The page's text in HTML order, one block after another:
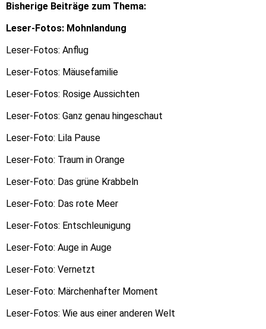
Bisherige Beiträge zum Thema:
Leser-Fotos: Mohnlandung
Leser-Fotos: Anflug
Leser-Fotos: Mäusefamilie
Leser-Fotos: Rosige Aussichten
Leser-Fotos: Ganz genau hingeschaut
Leser-Foto: Lila Pause
Leser-Foto: Traum in Orange
Leser-Foto: Das grüne Krabbeln
Leser-Foto: Das rote Meer
Leser-Fotos: Entschleunigung
Leser-Foto: Auge in Auge
Leser-Foto: Vernetzt
Leser-Foto: Märchenhafter Moment
Leser-Fotos: Wie aus einer anderen Welt